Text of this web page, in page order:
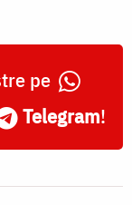
pe
Telegram!